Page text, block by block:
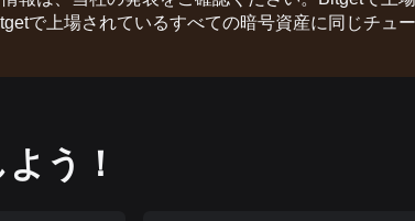
で上場されているすべての暗号資産に同じチュー
う！